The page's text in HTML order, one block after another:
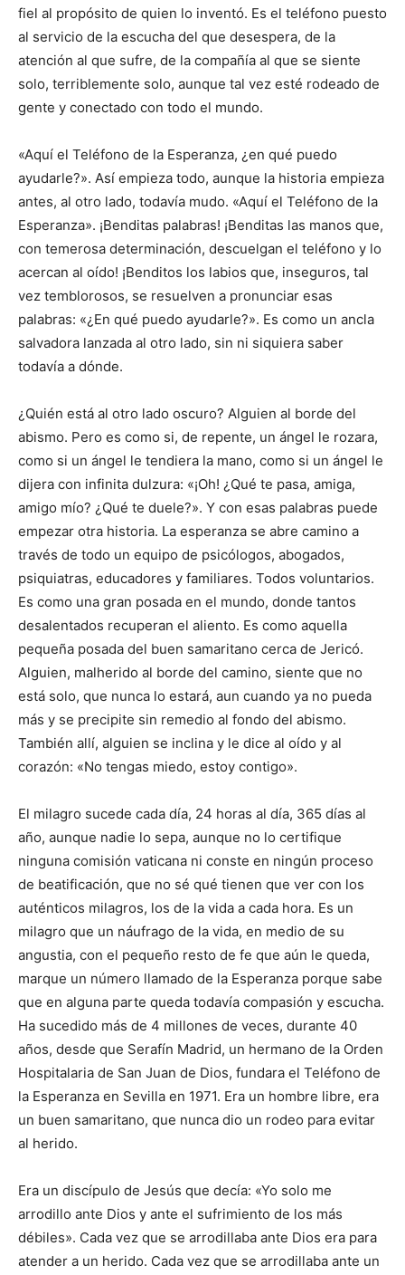
fiel al propósito de quien lo inventó. Es el teléfono puesto
al servicio de la escucha del que desespera, de la
atención al que sufre, de la compañía al que se siente
solo, terriblemente solo, aunque tal vez esté rodeado de
gente y conectado con todo el mundo.
«Aquí el Teléfono de la Esperanza, ¿en qué puedo
ayudarle?». Así empieza todo, aunque la historia empieza
antes, al otro lado, todavía mudo. «Aquí el Teléfono de la
Esperanza». ¡Benditas palabras! ¡Benditas las manos que,
con temerosa determinación, descuelgan el teléfono y lo
acercan al oído! ¡Benditos los labios que, inseguros, tal
vez temblorosos, se resuelven a pronunciar esas
palabras: «¿En qué puedo ayudarle?». Es como un ancla
salvadora lanzada al otro lado, sin ni siquiera saber
todavía a dónde.
¿Quién está al otro lado oscuro? Alguien al borde del
abismo. Pero es como si, de repente, un ángel le rozara,
como si un ángel le tendiera la mano, como si un ángel le
dijera con infinita dulzura: «¡Oh! ¿Qué te pasa, amiga,
amigo mío? ¿Qué te duele?». Y con esas palabras puede
empezar otra historia. La esperanza se abre camino a
través de todo un equipo de psicólogos, abogados,
psiquiatras, educadores y familiares. Todos voluntarios.
Es como una gran posada en el mundo, donde tantos
desalentados recuperan el aliento. Es como aquella
pequeña posada del buen samaritano cerca de Jericó.
Alguien, malherido al borde del camino, siente que no
está solo, que nunca lo estará, aun cuando ya no pueda
más y se precipite sin remedio al fondo del abismo.
También allí, alguien se inclina y le dice al oído y al
corazón: «No tengas miedo, estoy contigo».
El milagro sucede cada día, 24 horas al día, 365 días al
año, aunque nadie lo sepa, aunque no lo certifique
ninguna comisión vaticana ni conste en ningún proceso
de beatificación, que no sé qué tienen que ver con los
auténticos milagros, los de la vida a cada hora. Es un
milagro que un náufrago de la vida, en medio de su
angustia, con el pequeño resto de fe que aún le queda,
marque un número llamado de la Esperanza porque sabe
que en alguna parte queda todavía compasión y escucha.
Ha sucedido más de 4 millones de veces, durante 40
años, desde que Serafín Madrid, un hermano de la Orden
Hospitalaria de San Juan de Dios, fundara el Teléfono de
la Esperanza en Sevilla en 1971. Era un hombre libre, era
un buen samaritano, que nunca dio un rodeo para evitar
al herido.
Era un discípulo de Jesús que decía: «Yo solo me
arrodillo ante Dios y ante el sufrimiento de los más
débiles». Cada vez que se arrodillaba ante Dios era para
atender a un herido. Cada vez que se arrodillaba ante un